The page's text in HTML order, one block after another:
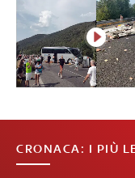
CRONACA: I PIÙ